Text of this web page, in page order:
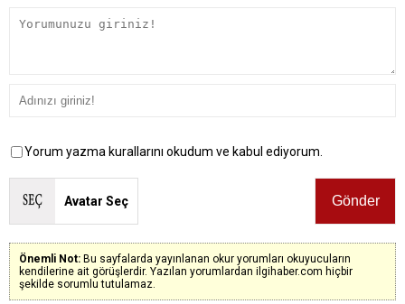
Yorum yazma kurallarını okudum ve kabul ediyorum.
Avatar Seç
Önemli Not: Bu sayfalarda yayınlanan okur yorumları okuyucuların
kendilerine ait görüşlerdir. Yazılan yorumlardan ilgihaber.com hiçbir
şekilde sorumlu tutulamaz.